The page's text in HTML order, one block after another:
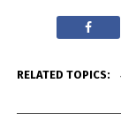
RELATED TOPICS: